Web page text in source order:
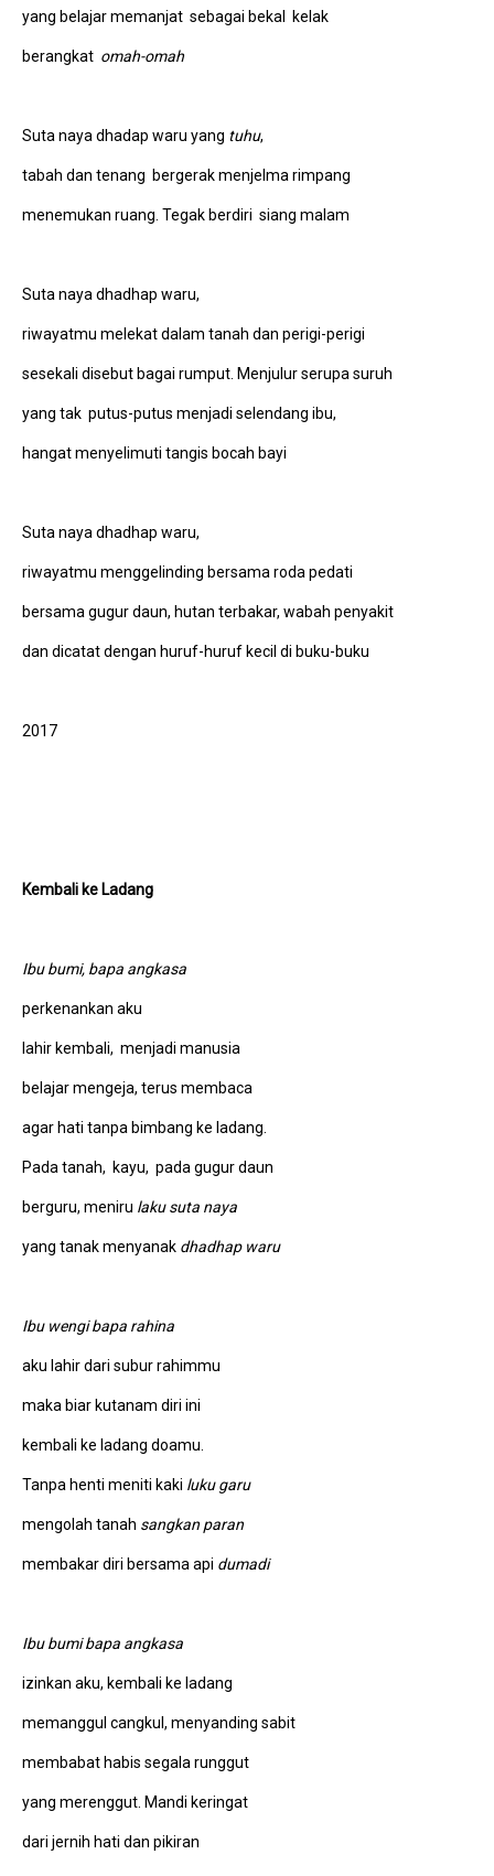
yang belajar memanjat sebagai bekal kelak
berangkat omah-omah
Suta naya dhadap waru yang tuhu,
tabah dan tenang bergerak menjelma rimpang
menemukan ruang. Tegak berdiri siang malam
Suta naya dhadhap waru,
riwayatmu melekat dalam tanah dan perigi-perigi
sesekali disebut bagai rumput. Menjulur serupa suruh
yang tak putus-putus menjadi selendang ibu,
hangat menyelimuti tangis bocah bayi
Suta naya dhadhap waru,
riwayatmu menggelinding bersama roda pedati
bersama gugur daun, hutan terbakar, wabah penyakit
dan dicatat dengan huruf-huruf kecil di buku-buku
2017
Kembali ke Ladang
Ibu bumi, bapa angkasa
perkenankan aku
lahir kembali, menjadi manusia
belajar mengeja, terus membaca
agar hati tanpa bimbang ke ladang.
Pada tanah, kayu, pada gugur daun
berguru, meniru laku suta naya
yang tanak menyanak dhadhap waru
Ibu wengi bapa rahina
aku lahir dari subur rahimmu
maka biar kutanam diri ini
kembali ke ladang doamu.
Tanpa henti meniti kaki luku garu
mengolah tanah sangkan paran
membakar diri bersama api dumadi
Ibu bumi bapa angkasa
izinkan aku, kembali ke ladang
memanggul cangkul, menyanding sabit
membabat habis segala runggut
yang merenggut. Mandi keringat
dari jernih hati dan pikiran